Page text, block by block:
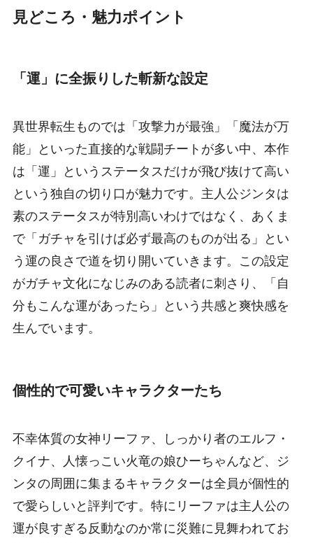
見どころ・魅力ポイント
「運」に全振りした斬新な設定
異世界転生ものでは「攻撃力が最強」「魔法が万
能」といった直接的な戦闘チートが多い中、本作
は「運」というステータスだけが飛び抜けて高い
という独自の切り口が魅力です。主人公ジンタは
素のステータスが特別高いわけではなく、あくま
で「ガチャを引けば必ず最高のものが出る」とい
う運の良さで道を切り開いていきます。この設定
がガチャ文化になじみのある読者に刺さり、「自
分もこんな運があったら」という共感と爽快感を
生んでいます。
個性的で可愛いキャラクターたち
不幸体質の女神リーファ、しっかり者のエルフ・
クイナ、人懐っこい火竜の娘ひーちゃんなど、ジ
ンタの周囲に集まるキャラクターは全員が個性的
で愛らしいと評判です。特にリーファは主人公の
運が良すぎる反動なのか常に災難に見舞われてお